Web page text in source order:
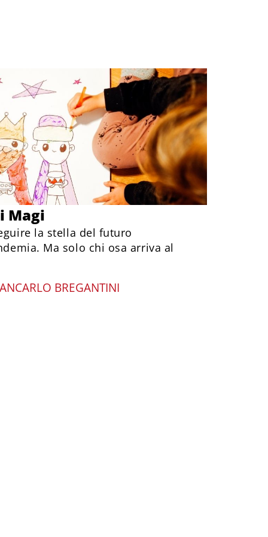
Magi
la stella del futuro
Ma solo chi osa arriva al
BREGANTINI